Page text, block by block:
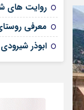
روایت های
معرفی
ابوذر